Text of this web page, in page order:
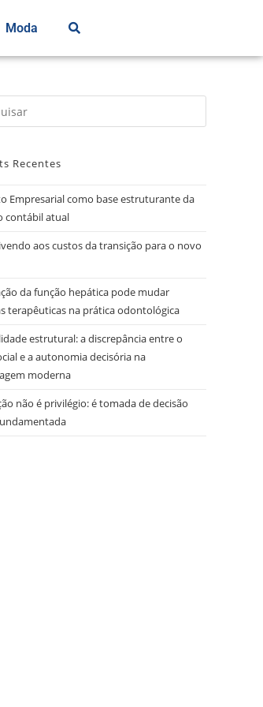
Moda
Recentes
Empresarial como base estruturante da
contábil atual
aos custos da transição para o novo
da função hepática pode mudar
terapêuticas na prática odontológica
estrutural: a discrepância entre o
e a autonomia decisória na
moderna
não é privilégio: é tomada de decisão